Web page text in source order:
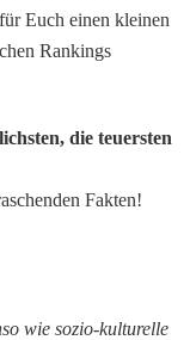
Euch einen kleinen
Rankings
die teuersten
Fakten!
wie sozio-kulturelle